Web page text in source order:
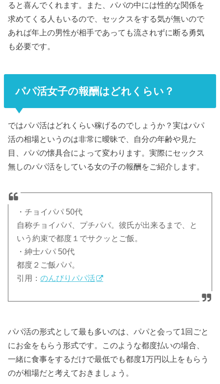
ると喜んでくれます。また、パパの中には性的な関係を
求めてくる人もいるので、セックスをする気が無いので
あれば年上の男性が相手であっても流されずに断る勇気
も必要です。
パパ活女子の報酬はどれくらい？
ではパパ活はどれくらい稼げるのでしょうか？実はパパ
活の相場というのは非常に曖昧で、自分の年齢や見た
目、パパの懐具合によって変わります。実際にセックス
無しのパパ活をしている女の子の報酬をご紹介します。
・チョイパパ 50代
自称チョイパパ、プチパパ。彼氏が出来るまで、と
いう約束で都度１でサクッとご飯。
・紳士パパ 50代
都度２ご飯パパ。
引用：のんびりパパ活
パパ活の形式として最も多いのは、パパと会って1回ごと
にお金をもらう形式です。このような都度払いの場合、
一緒に食事をするだけで最低でも都度1万円以上をもらう
のが相場だと考えておきましょう。